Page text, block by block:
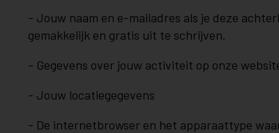
- Jouw naam en e-mailadres als je deze
gemakkelijk en gratis uit te schrijven.
- Gegevens over jouw activiteit op onze
- Jouw locatiegegevens
- De internetbrowser en het apparaattype